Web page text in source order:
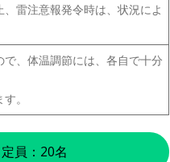
雷注意報発令時は、状況によ
、体温調節には、各自で十分
。
員：20名